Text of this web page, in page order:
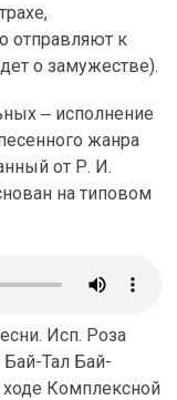
отправляют к
о замужестве).
‒ исполнение
жанра
от Р. И.
на типовом
Исп. Роза
Бай-Тал Бай-
ходе Комплексной